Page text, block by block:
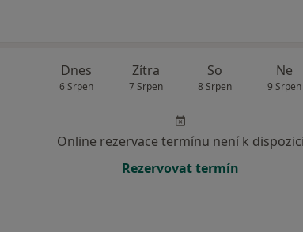
Dnes
6 Srpen
Zítra
7 Srpen
So
8 Srpen
Ne
9 Srpen
Online rezervace termínu není k dispozici
Rezervovat termín